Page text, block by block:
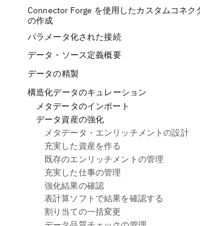
Connector Forge を使用したカスタムコネク
の作成
パラメータ化された接続
データ・ソース定義概要
データの精製
構造化データのキュレーション
メタデータのインポート
データ資産の強化
メタデータ・エンリッチメントの設計
充実した資産を作る
既存のエンリッチメントの管理
充実した仕事の管理
強化結果の確認
表計算ソフトで結果を確認する
割り当ての一括変更